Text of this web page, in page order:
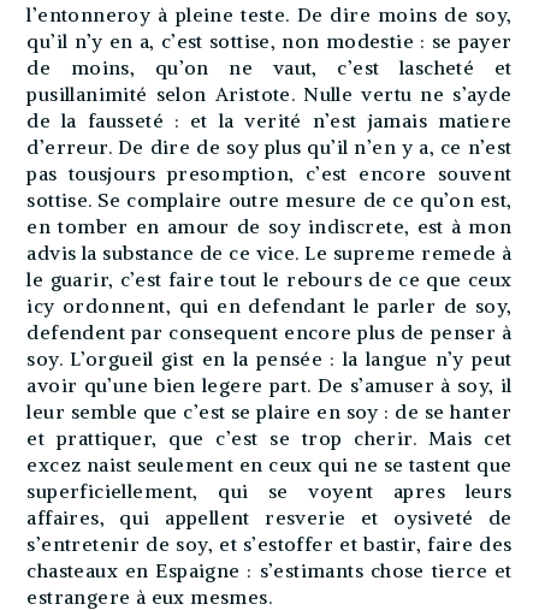
l’entonneroy à pleine teste. De dire moins de soy,
qu’il n’y en a, c’est sottise, non modestie : se payer
de moins, qu’on ne vaut, c’est lascheté et
pusillanimité selon Aristote. Nulle vertu ne s’ayde
de la fausseté : et la verité n’est jamais matiere
d’erreur. De dire de soy plus qu’il n’en y a, ce n’est
pas tousjours presomption, c’est encore souvent
sottise. Se complaire outre mesure de ce qu’on est,
en tomber en amour de soy indiscrete, est à mon
advis la substance de ce vice. Le supreme remede à
le guarir, c’est faire tout le rebours de ce que ceux
icy ordonnent, qui en defendant le parler de soy,
defendent par consequent encore plus de penser à
soy. L’orgueil gist en la pensée : la langue n’y peut
avoir qu’une bien legere part. De s’amuser à soy, il
leur semble que c’est se plaire en soy : de se hanter
et prattiquer, que c’est se trop cherir. Mais cet
excez naist seulement en ceux qui ne se tastent que
superficiellement, qui se voyent apres leurs
affaires, qui appellent resverie et oysiveté de
s’entretenir de soy, et s’estoffer et bastir, faire des
chasteaux en Espaigne : s’estimants chose tierce et
estrangere à eux mesmes.